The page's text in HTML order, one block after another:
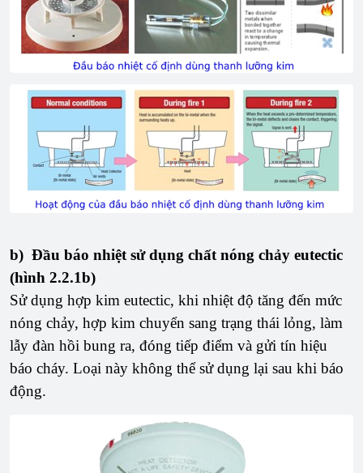
b) Đầu báo nhiệt sử dụng chất nóng chảy eutectic
(hình 2.2.1b)
Sử dụng hợp kim eutectic, khi nhiệt độ tăng đến mức
nóng chảy, hợp kim chuyển sang trạng thái lỏng, làm
lẫy đàn hồi bung ra, đóng tiếp điểm và gửi tín hiệu
báo cháy. Loại này không thể sử dụng lại sau khi báo
động.